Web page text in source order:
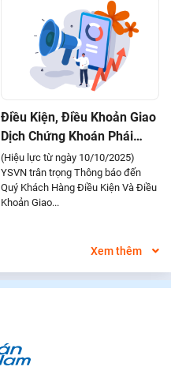
Điều Kiện, Điều Khoản Giao
Dịch Chứng Khoán Phái
Sinh
(Hiệu lực từ ngày 10/10/2025)
YSVN trân trọng Thông báo đến
Quý Khách Hàng Điều Kiện Và Điều
Khoản Giao...
Xem thêm